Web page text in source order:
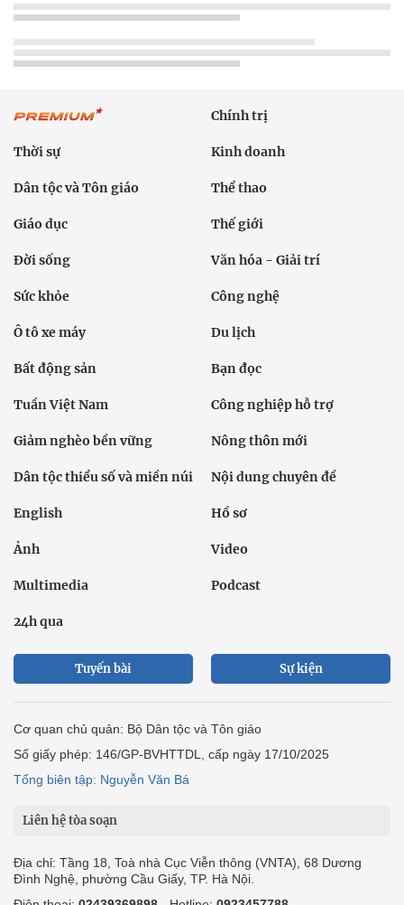
Chính trị
Thời sự Kinh doanh
Dân tộc và Tôn giáo Thể thao
Giáo dục Thế giới
Đời sống Văn hóa - Giải trí
Sức khỏe Công nghệ
Ô tô xe máy Du lịch
Bất động sản Bạn đọc
Tuần Việt Nam Công nghiệp hỗ trợ
Giảm nghèo bền vững Nông thôn mới
Dân tộc thiểu số và miền núi Nội dung chuyên đề
English Hồ sơ
Ảnh Video
Multimedia Podcast
24h qua
Tuyến bài Sự kiện
Cơ quan chủ quản: Bộ Dân tộc và Tôn giáo
Số giấy phép: 146/GP-BVHTTDL, cấp ngày 17/10/2025
Tổng biên tập: Nguyễn Văn Bá
Liên hệ tòa soạn
Địa chỉ: Tầng 18, Toà nhà Cục Viễn thông (VNTA), 68 Dương
Đình Nghệ, phường Cầu Giấy, TP. Hà Nội.